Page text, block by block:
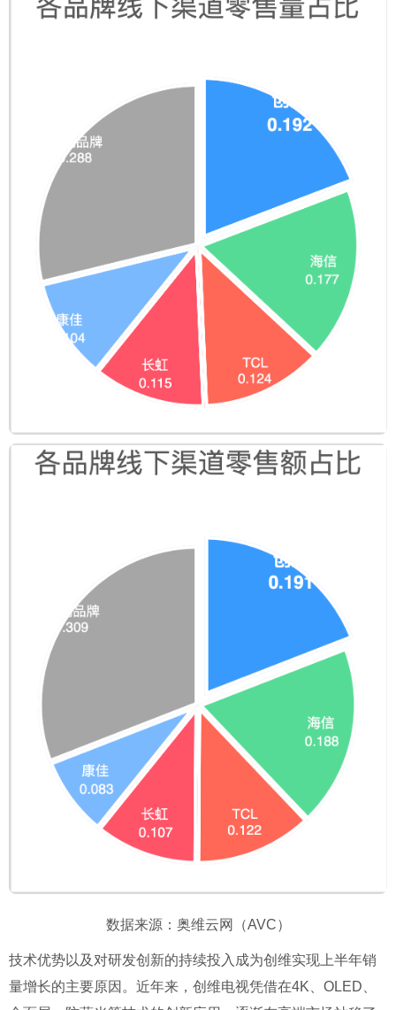
数据来源：奥维云网（AVC）
技术优势以及对研发创新的持续投入成为创维实现上半年销
量增长的主要原因。近年来，创维电视凭借在4K、OLED、